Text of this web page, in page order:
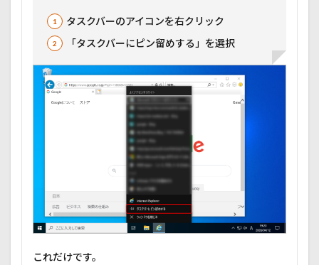
タスクバーのアイコンを右クリック
「タスクバーにピン留めする」を選択
これだけです。